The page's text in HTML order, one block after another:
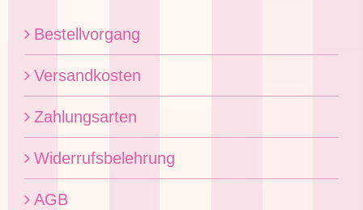
Bestellvorgang
Versandkosten
Zahlungsarten
Widerrufsbelehrung
AGB